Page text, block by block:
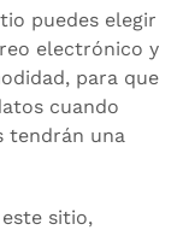
puedes elegir
electrónico y
para que
cuando
tendrán una
sitio,